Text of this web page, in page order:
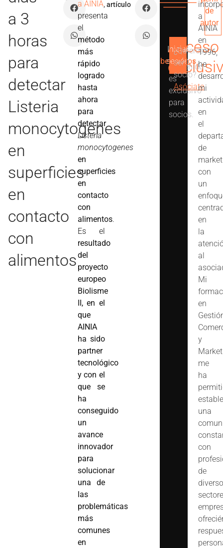
a 3
horas
para
detectar
Listeria
monocytogenes
en
superficies
en
contacto
con
alimentos
a AINIA,
presenta
el
método
más
rápido
logrado
hasta
ahora
para
detectar
Listeria
monocytogenes
en
superficies
en
contacto
con
alimentos.
Es el
resultado
del
proyecto
europeo
Biolisme
II, en el
que
AINIA
ha sido
partner
tecnológico
y con el
que se
ha
conseguido
un
avance
innovador
para
solucionar
una de
las
problemáticas
más
comunes
en
artículo
Acceso
Este
contenido
es
exclusivo
para
socios.
Iniciar
sesión
Ver
beneficios
¿Quieres
ser
socio?
Asóciate
a
AINIA
en
1996,
he
mi
en
el
de
con
un
en
la
al
Mi
en
y
me
ha
una
con
de
de
autor